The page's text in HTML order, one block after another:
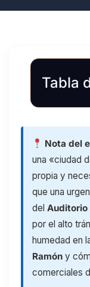
Tabla
Nota del
una «ciudad
propia y
que una
del Auditorio
por el alto
humedad en
Ramón y
comerciales